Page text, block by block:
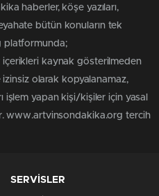
haberler, köşe yazıları,
bütün konuların tek
platformunda;
kaynak gösterilmeden
izinsiz olarak kopyalanamaz,
işlem yapan kişi/kişiler için yasal
www.artvinsondakika.org tercih
SERVİSLER